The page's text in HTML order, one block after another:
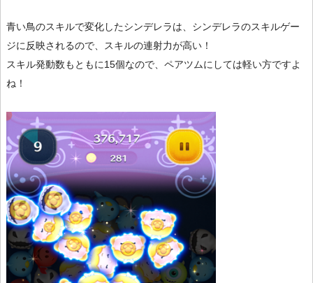
青い鳥のスキルで変化したシンデレラは、シンデレラのスキルゲー
ジに反映されるので、スキルの連射力が高い！
スキル発動数もともに15個なので、ペアツムにしては軽い方ですよ
ね！